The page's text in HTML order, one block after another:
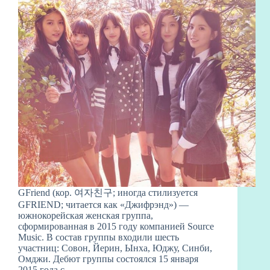
GFriend (кор. 여자친구; иногда стилизуется
GFRIEND; читается как «Джифрэнд») —
южнокорейская женская группа,
сформированная в 2015 году компанией Source
Music. В состав группы входили шесть
участниц: Совон, Йерин, Ынха, Юджу, Синби,
Омджи. Дебют группы состоялся 15 января